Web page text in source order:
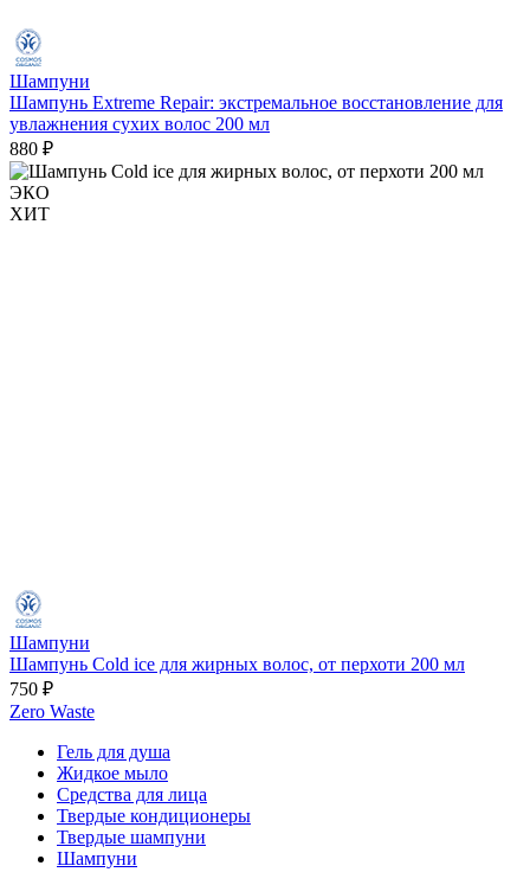
Шампуни
Шампунь Extreme Repair: экстремальное восстановление для
увлажнения сухих волос 200 мл
880 ₽
ЭКО
ХИТ
Шампуни
Шампунь Cold ice для жирных волос, от перхоти 200 мл
750 ₽
Zero Waste
Гель для душа
Жидкое мыло
Средства для лица
Твердые кондиционеры
Твердые шампуни
Шампуни